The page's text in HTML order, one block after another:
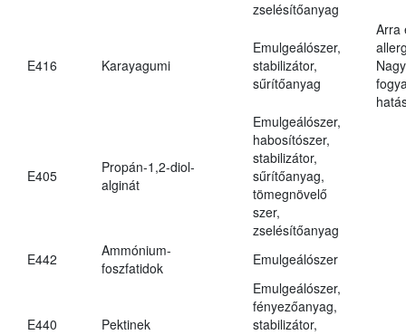
zselésítőanyag
E416 Karayagumi
Emulgeálószer,
stabilizátor,
sűrítőanyag
Arra
E405
Propán-1,2-diol-
alginát
Emulgeálószer,
habosítószer,
stabilizátor,
sűrítőanyag,
tömegnövelő
szer,
zselésítőanyag
E442
Ammónium-
foszfatidok
Emulgeálószer
E440 Pektinek
Emulgeálószer,
fényezőanyag,
stabilizátor,